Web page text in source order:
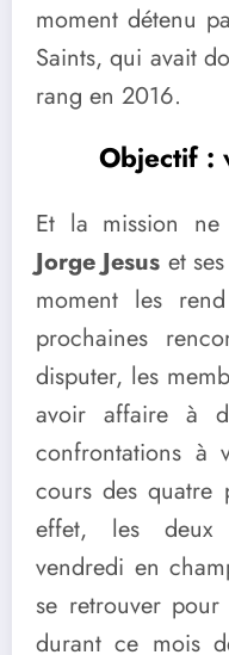
moment détenu
Saints, qui avait
rang en 2016.
Objectif :
Et la mission
Jorge Jesus et
moment les
prochaines
disputer, les
avoir affaire à
confrontations à
cours des quatre
effet, les deux
vendredi en
se retrouver
durant ce mois